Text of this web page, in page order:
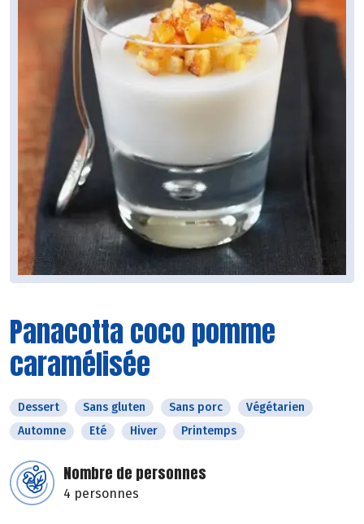
Panacotta coco pomme
caramélisée
Dessert Sans gluten Sans porc
Végétarien
Automne
Eté Hiver Printemps
Nombre de personnes
4 personnes